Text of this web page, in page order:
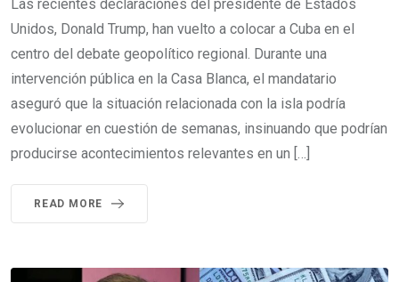
Las recientes declaraciones del presidente de Estados
Unidos, Donald Trump, han vuelto a colocar a Cuba en el
centro del debate geopolítico regional. Durante una
intervención pública en la Casa Blanca, el mandatario
aseguró que la situación relacionada con la isla podría
evolucionar en cuestión de semanas, insinuando que podrían
producirse acontecimientos relevantes en un […]
READ MORE